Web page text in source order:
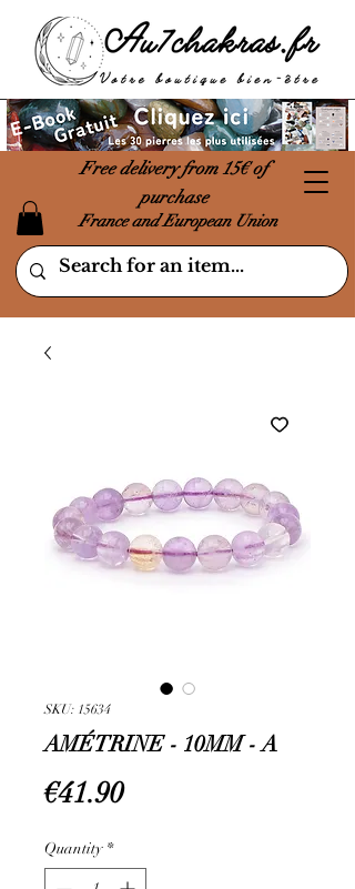
Free delivery from 15€ of
purchase
France and European Union
SKU: 15634
AMÉTRINE - 10MM - A
€41.90Price
Quantity *